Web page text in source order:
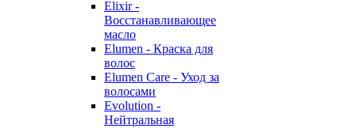
Elixir -
Восстанавливающее
масло
Elumen - Краска для
волос
Elumen Care - Уход за
волосами
Evolution -
Нейтральная